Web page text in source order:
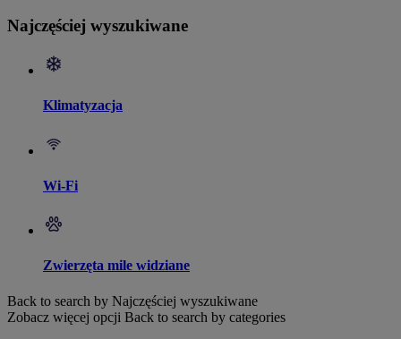
Najczęściej wyszukiwane
Klimatyzacja
Wi-Fi
Zwierzęta mile widziane
Back to search by Najczęściej wyszukiwane
Zobacz więcej opcji Back to search by categories